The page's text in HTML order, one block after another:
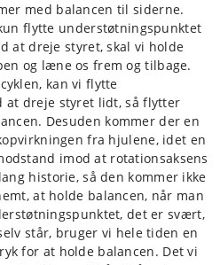
med balancen til siderne.
flytte understøtningspunktet
at dreje styret, skal vi holde
og læne os frem og tilbage.
kan vi flytte
at dreje styret lidt, så flytter
Desuden kommer der en
fra hjulene, idet en
imod at rotationsaksens
historie, så den kommer ikke
at holde balancen, når man
det er svært,
står, bruger vi hele tiden en
for at holde balancen. Det vi